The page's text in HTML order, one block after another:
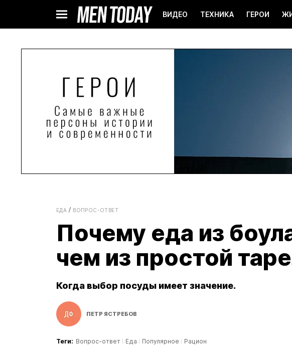
ВИДЕО ТЕХНИКА ГЕРОИ
ЕДА ВОПРОС-ОТВЕТ
Почему еда из
чем из простой
Когда выбор посуды имеет значение.
ПЕТР ЯСТРЕБОВ
Теги: Вопрос-ответ Еда Популярное Рацион